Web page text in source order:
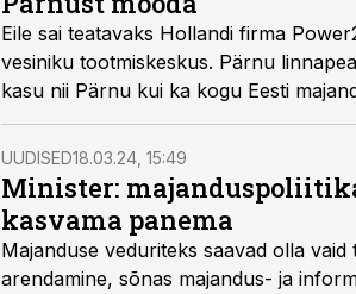
Eile sai teatavaks Hollandi firma
vesiniku tootmiskeskus. Pärnu
kasu nii Pärnu kui ka kogu Eesti
UUDISED18.03.24, 15:49
Minister:
kasvama panema
Majanduse veduriteks saavad olla
arendamine, sõnas majandus- ja